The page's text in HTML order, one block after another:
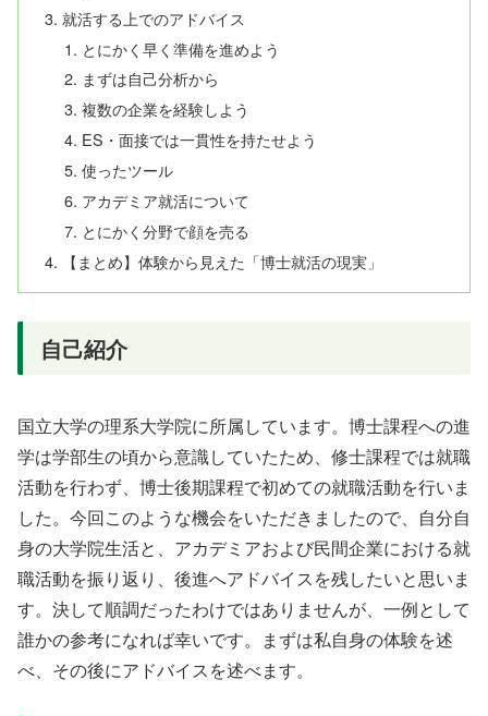
就活する上でのアドバイス
とにかく早く準備を進めよう
まずは自己分析から
複数の企業を経験しよう
ES・面接では一貫性を持たせよう
使ったツール
アカデミア就活について
とにかく分野で顔を売る
【まとめ】体験から見えた「博士就活の現実」
自己紹介
国立大学の理系大学院に所属しています。博士課程への進
学は学部生の頃から意識していたため、修士課程では就職
活動を行わず、博士後期課程で初めての就職活動を行いま
した。今回このような機会をいただきましたので、自分自
身の大学院生活と、アカデミアおよび民間企業における就
職活動を振り返り、後進へアドバイスを残したいと思いま
す。決して順調だったわけではありませんが、一例として
誰かの参考になれば幸いです。まずは私自身の体験を述
べ、その後にアドバイスを述べます。